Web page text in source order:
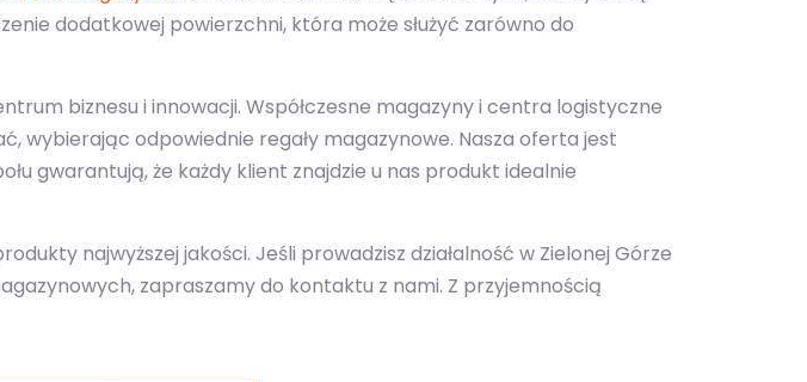
dodatkowej powierzchni, która może służyć zarówno do
biznesu i innowacji. Współczesne magazyny i centra logistyczne
wybierając odpowiednie regały magazynowe. Nasza oferta jest
gwarantują, że każdy klient znajdzie u nas produkt idealnie
najwyższej jakości. Jeśli prowadzisz działalność w Zielonej Górze
zapraszamy do kontaktu z nami. Z przyjemnością